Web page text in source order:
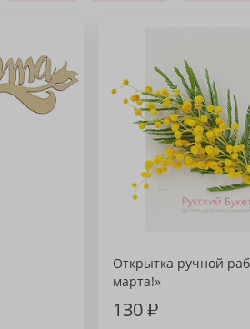
Открытка ручной
марта!»
130₽